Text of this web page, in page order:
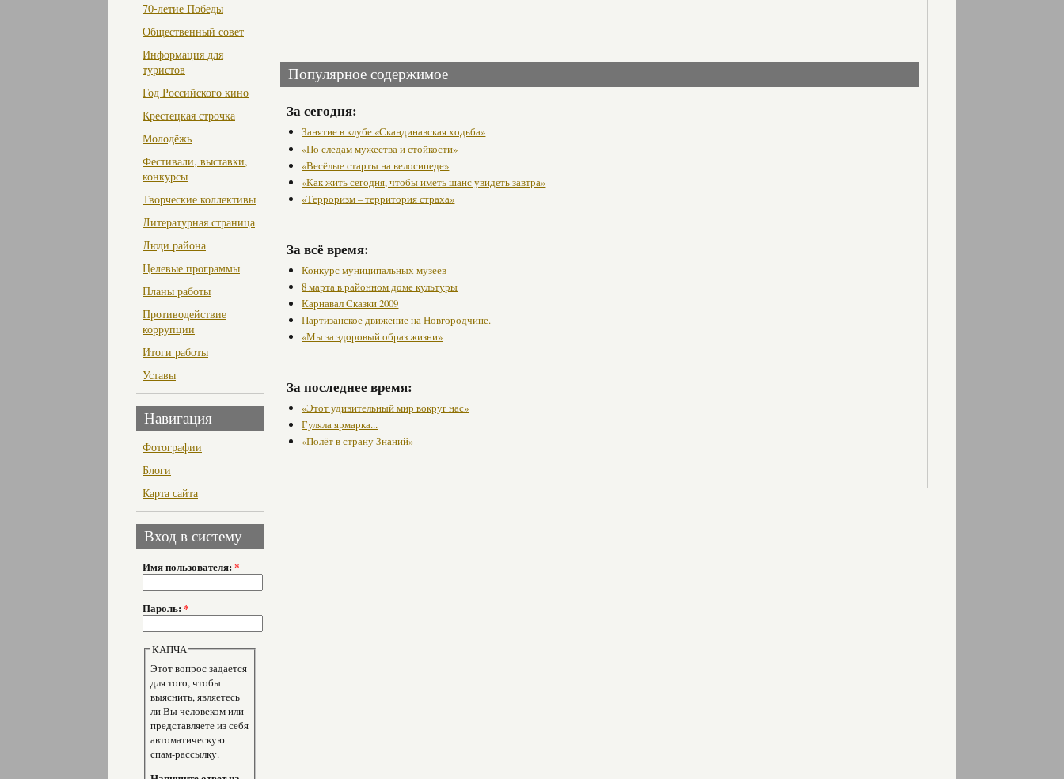
70-летие Победы
Общественный совет
Информация для
туристов
Год Российского кино
Крестецкая строчка
Молодёжь
Фестивали, выставки,
конкурсы
Творческие коллективы
Литературная страница
Люди района
Целевые программы
Планы работы
Противодействие
коррупции
Итоги работы
Уставы
Навигация
Фотографии
Блоги
Карта сайта
Вход в систему
Имя пользователя: *
Пароль: *
КАПЧА
Этот вопрос задается
для того, чтобы
выяснить, являетесь
ли Вы человеком или
представляете из себя
автоматическую
спам-рассылку.
Популярное содержимое
За сегодня:
Занятие в клубе «Скандинавская ходьба»
«По следам мужества и стойкости»
«Весёлые старты на велосипеде»
«Как жить сегодня, чтобы иметь шанс увидеть завтра»
«Терроризм – территория страха»
За всё время:
Конкурс муниципальных музеев
8 марта в районном доме культуры
Карнавал Сказки 2009
Партизанское движение на Новгородчине.
«Мы за здоровый образ жизни»
За последнее время:
«Этот удивительный мир вокруг нас»
Гуляла ярмарка...
«Полёт в страну Знаний»